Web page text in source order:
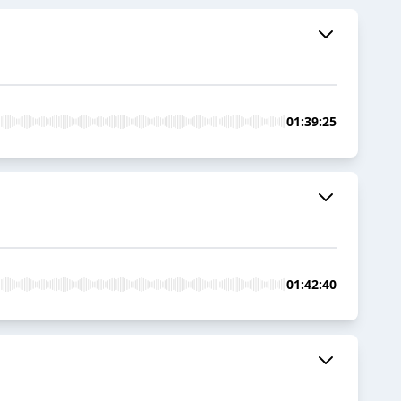
01:39:25
01:42:40